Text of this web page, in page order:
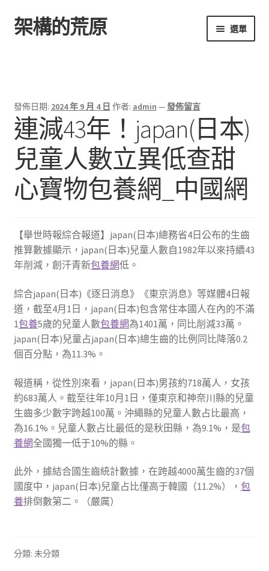
跳
至
跳
至
架構的荒原 選單
發佈日期: 2024 年 9 月 4 日 作者: admin —發佈留言
連減43年！japan(日本)
兒童人數立異低查甜
心寶物包養網_中國網
【舉世時報綜合報道】japan(日本)總務省4日公布的生齒
推算數據顯示，japan(日本)兒童人數自1982年以來持續43
年削減，創汗青新包養網低。
綜合japan(日本)《逐日消息》《東京消息》等媒體4日報
道，截至4月1日，japan(日本)包含常住本國人在內的不滿
1包養5歲的兒童人數包養網為1401萬，同比削減33萬。
japan(日本)兒童占japan(日本)總生齒的比例同比降落0.2
個百分點，為11.3%。
報道稱，從性別來看，japan(日本)男孩約718萬人，女孩
約683萬人。截至往年10月1日，僅東京和神奈川縣的兒童
生齒多少數字跨越100萬。沖繩縣的兒童人數占比最高，
為16.1%。兒童人數占比最低的是秋田縣，為9.1%，是包
養網全國獨一低于10%的縣。
此外，據結合國生齒統計數據，在跨越4000萬生齒的37個
國度中，japan(日本)兒童占比僅高于韓國（11.2%）， 包
養排倒數第二。（嚴厲）
分類: 未分類